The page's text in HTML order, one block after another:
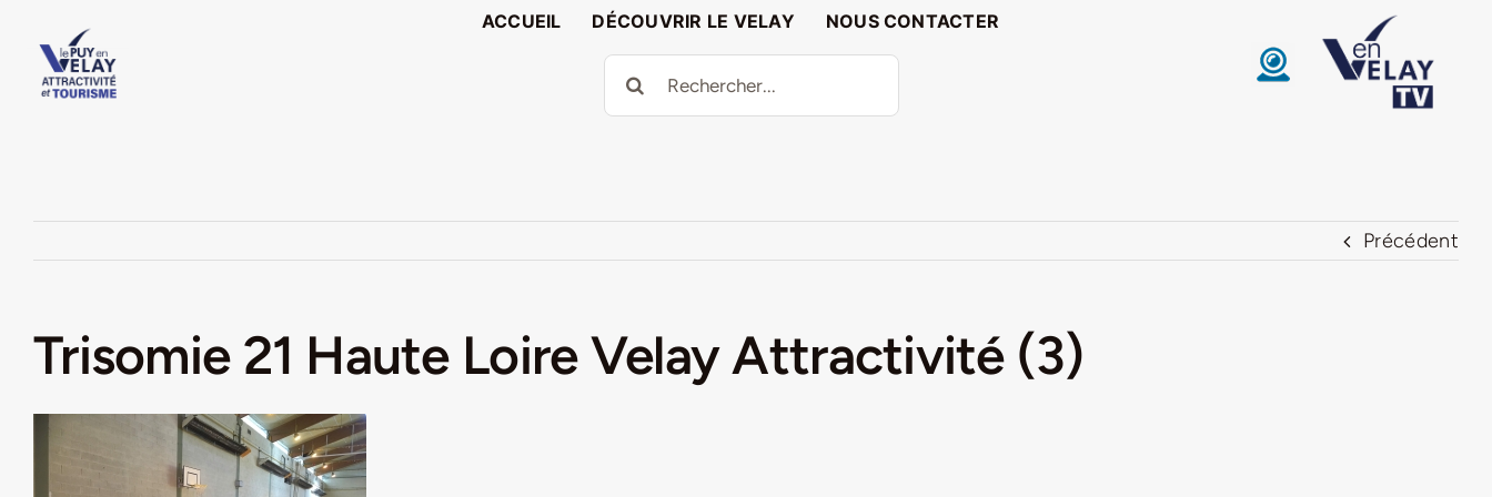
contenu
ACCUEIL DÉCOUVRIR LE VELAY
NOUS CONTACTER
Rechercher:
Précédent
Trisomie 21 Haute Loire Velay Attractivité (3)